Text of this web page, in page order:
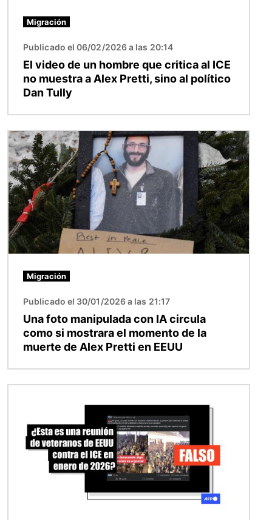
Migración
Publicado el 06/02/2026 a las 20:14
El video de un hombre que critica al ICE
no muestra a Alex Pretti, sino al político
Dan Tully
Imagen
Migración
Publicado el 30/01/2026 a las 21:17
Una foto manipulada con IA circula
como si mostrara el momento de la
muerte de Alex Pretti en EEUU